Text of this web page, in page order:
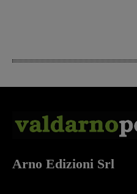
Arno Edizioni Srl